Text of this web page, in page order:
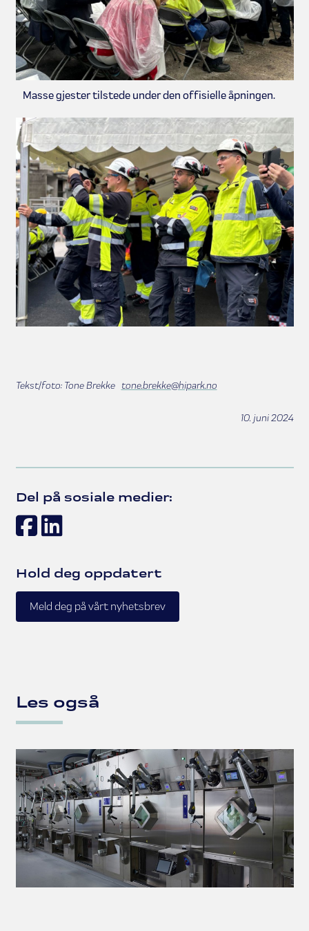
Masse gjester tilstede under den offisielle åpningen.
Tekst/foto: Tone Brekke tone.brekke@hipark.no
10. juni 2024
Del på sosiale medier:
Facebook
LinkedIn
Hold deg oppdatert
Meld deg på vårt nyhetsbrev
Les også